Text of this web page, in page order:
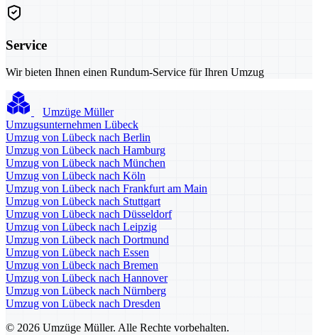
Service
Wir bieten Ihnen einen Rundum-Service für Ihren Umzug
Umzüge Müller
Umzugsunternehmen Lübeck
Umzug von Lübeck nach Berlin
Umzug von Lübeck nach Hamburg
Umzug von Lübeck nach München
Umzug von Lübeck nach Köln
Umzug von Lübeck nach Frankfurt am Main
Umzug von Lübeck nach Stuttgart
Umzug von Lübeck nach Düsseldorf
Umzug von Lübeck nach Leipzig
Umzug von Lübeck nach Dortmund
Umzug von Lübeck nach Essen
Umzug von Lübeck nach Bremen
Umzug von Lübeck nach Hannover
Umzug von Lübeck nach Nürnberg
Umzug von Lübeck nach Dresden
© 2026 Umzüge Müller. Alle Rechte vorbehalten.